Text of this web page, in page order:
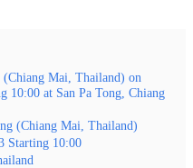
Mai, Thailand) on
10:00 at San Pa Tong, Chiang
(Chiang Mai, Thailand)
Starting 10:00